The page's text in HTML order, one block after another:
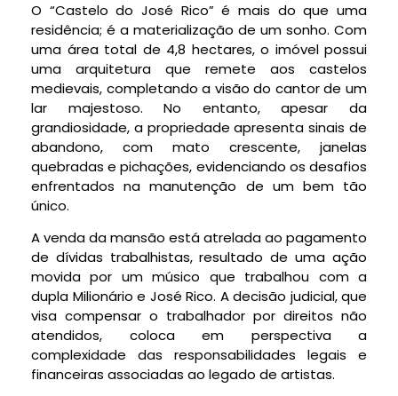
O “Castelo do José Rico” é mais do que uma
residência; é a materialização de um sonho. Com
uma área total de 4,8 hectares, o imóvel possui
uma arquitetura que remete aos castelos
medievais, completando a visão do cantor de um
lar majestoso. No entanto, apesar da
grandiosidade, a propriedade apresenta sinais de
abandono, com mato crescente, janelas
quebradas e pichações, evidenciando os desafios
enfrentados na manutenção de um bem tão
único.
A venda da mansão está atrelada ao pagamento
de dívidas trabalhistas, resultado de uma ação
movida por um músico que trabalhou com a
dupla Milionário e José Rico. A decisão judicial, que
visa compensar o trabalhador por direitos não
atendidos, coloca em perspectiva a
complexidade das responsabilidades legais e
financeiras associadas ao legado de artistas.